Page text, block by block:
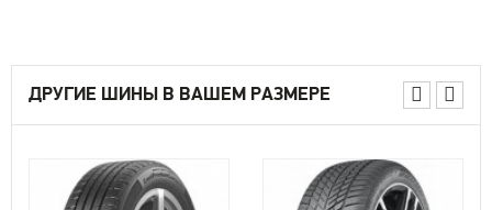
ДРУГИЕ ШИНЫ В ВАШЕМ РАЗМЕРЕ